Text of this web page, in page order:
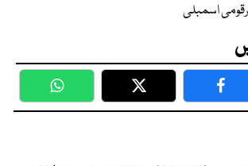
اسمبلی
WhatsApp Twitter